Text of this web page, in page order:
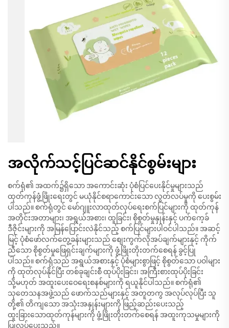
အလိုက်သင့်ပြင်ဆင်နိုင်စွမ်းများ
စက်ရုံ၏ အထက်၌ရှိသော အကောင်းဆုံး ပုံစံပြင်ပေးနိုင်မှုများသည်
ထုတ်ကုန်ဖွံ့ဖြိုးရေးတွင် မယုံနိုင်စရာကောင်းသော လွတ်လပ်မှုကို ပေးစွမ်း
ပါသည်။ စက်ရုံတွင် မော်ဂျူးလာထုတ်လုပ်ရေးစက်ပြင်များကို ထုတ်ကုန်
အတိုင်းအတာများ၊ အရွယ်အစား၊ ထူခြင်း၊ စိုစွတ်မှုနှုန်းနှင့် ပက်ကေ့ခ်
ဒီဇိုင်းများကို အမြန်ပြောင်းလဲနိုင်သည့် စက်ပြင်များပါဝင်ပါသည်။ အဆင့်
မြင့် ပုံစံဖော်လက်တွေ့ခန်းများသည် စျေးကွက်လိုအပ်ချက်များနှင့် ကိုက်
ညီသော စိုစွတ်မှုဖြေရှင်းချက်များကို ဖွံ့ဖြိုးတိုးတက်စေရန် ခွင့်ပြု
ပါသည်။ စက်ရုံသည် အရွယ်အစားနှင့် ပုံစံများစွာဖြင့် စိုစွတ်သော ပဝါများ
ကို ထုတ်လုပ်နိုင်ပြီး တစ်ခုချင်းစီ ထုပ်ပိုးခြင်း၊ အကြီးစားထုပ်ပိုးခြင်း
သို့မဟုတ် အထူးပေးဝေရေးစနစ်များကို ရယူနိုင်ပါသည်။ စက်ရုံ၏
သုတေသနအဖွဲ့သည် ဖောက်သည်များနှင့် အတူတကွ အလုပ်လုပ်ပြီး သူ
တို့၏ တိကျသော အသုံးအနှုန်းများကို ဖြည့်ဆည်းပေးသည့်
ထူးခြားသောထုတ်ကုန်များကို ဖွံ့ဖြိုးတိုးတက်စေရန် အထူးကုသမှုများကို
ပြုလုပ်ပေးသည်။